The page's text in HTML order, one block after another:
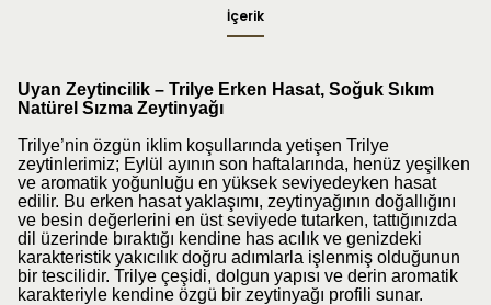
İçerik
Uyan Zeytincilik – Trilye Erken Hasat, Soğuk Sıkım
Natürel Sızma Zeytinyağı
Trilye’nin özgün iklim koşullarında yetişen Trilye
zeytinlerimiz; Eylül ayının son haftalarında, henüz yeşilken
ve aromatik yoğunluğu en yüksek seviyedeyken hasat
edilir. Bu erken hasat yaklaşımı, zeytinyağının doğallığını
ve besin değerlerini en üst seviyede tutarken, tattığınızda
dil üzerinde bıraktığı kendine has acılık ve genizdeki
karakteristik yakıcılık doğru adımlarla işlenmiş olduğunun
bir tescilidir. Trilye çeşidi, dolgun yapısı ve derin aromatik
karakteriyle kendine özgü bir zeytinyağı profili sunar.